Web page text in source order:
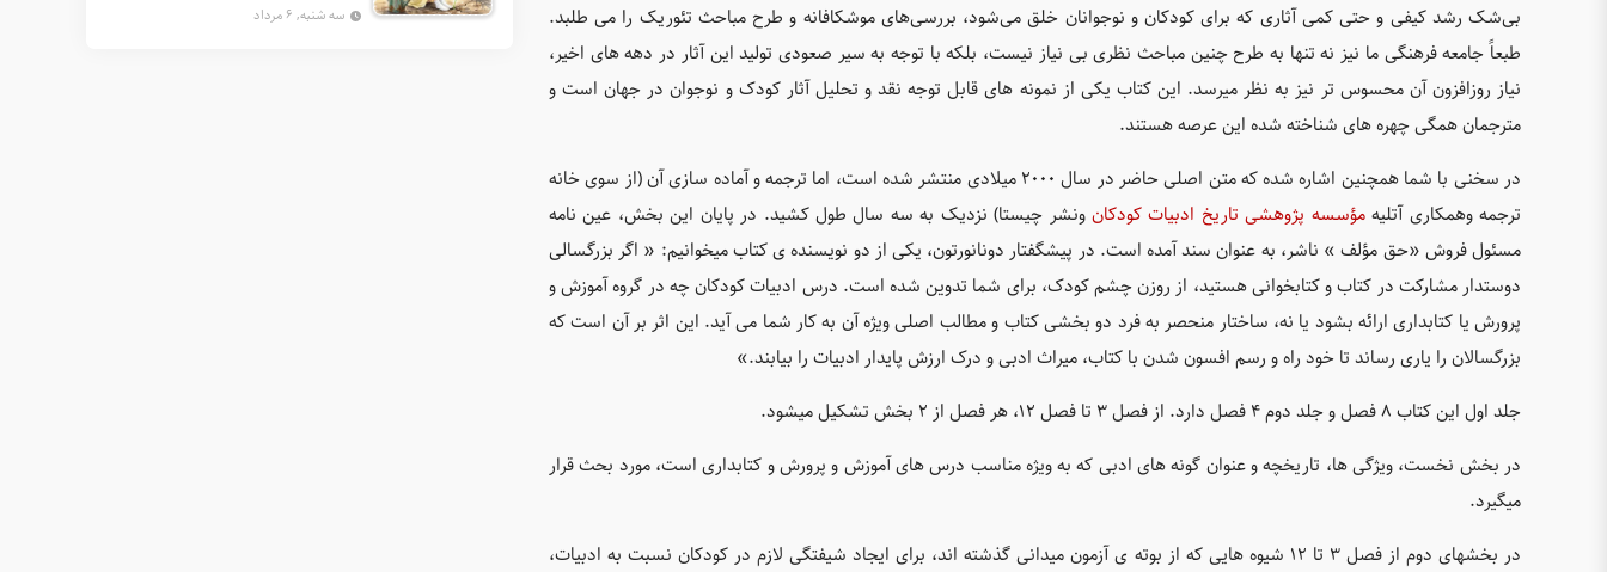
بی‌شک رشد کیفی و حتی کمی آثاری که برای کودکان و نوجوانان خلق می‌شود، بررسی‌های موشکافانه و طرح مباحث تئوریک را می طلبد.
طبعاً جامعه فرهنگی ما نیز نه تنها به طرح چنین مباحث نظری بی نیاز نیست، بلکه با توجه به سیر صعودی تولید این آثار در دهه های اخیر،
نیاز روزافزون آن محسوس تر نیز به نظر میرسد. این کتاب یکی از نمونه های قابل توجه نقد و تحلیل آثار کودک و نوجوان در جهان است و
مترجمان همگی چهره های شناخته شده این عرصه هستند.
در سخنی با شما همچنین اشاره شده که متن اصلی حاضر در سال ۲۰۰۰ میلادی منتشر شده است، اما ترجمه و آماده سازی آن (از سوی خانه
ترجمه وهمکاری آتلیهمؤسسه پژوهشی تاریخ ادبیات کودکانونشر چیستا) نزدیک به سه سال طول کشید. در پایان این بخش، عین نامه
مسئول فروش «حق مؤلف » ناشر، به عنوان سند آمده است. در پیشگفتار دونانورتون، یکی از دو نویسنده ی کتاب میخوانیم: « اگر بزرگسالی
دوستدار مشارکت در کتاب و کتابخوانی هستید، از روزن چشم کودک، برای شما تدوین شده است. درس ادبیات کودکان چه در گروه آموزش و
پرورش یا کتابداری ارائه بشود یا نه، ساختار منحصر به فرد دو بخشی کتاب و مطالب اصلی ویژه آن به کار شما می آید. این اثر بر آن است که
بزرگسالان را یاری رساند تا خود راه و رسم افسون شدن با کتاب، میراث ادبی و درک ارزش پایدار ادبیات را بیابند.»
جلد اول این کتاب ۸ فصل و جلد دوم ۴ فصل دارد. از فصل ۳ تا فصل ۱۲، هر فصل از ۲ بخش تشکیل میشود.
در بخش نخست، ویژگی ها، تاریخچه و عنوان گونه های ادبی که به ویژه مناسب درس های آموزش و پرورش و کتابداری است، مورد بحث قرار
میگیرد.
در بخشهای دوم از فصل ۳ تا ۱۲ شیوه هایی که از بوته ی آزمون میدانی گذشته اند، برای ایجاد شیفتگی لازم در کودکان نسبت به ادبیات،
سه شنبه, ۶ مرداد